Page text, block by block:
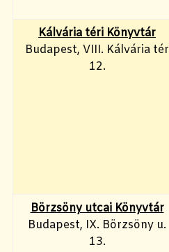
Kálvária téri Könyvtár
Budapest, VIII. Kálvária tér
12.
Börzsöny utcai Könyvtár
Budapest, IX. Börzsöny u.
13.